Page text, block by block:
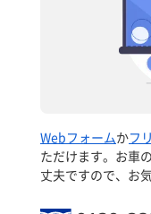
Webフォームかフ
ただけます。お車
丈夫ですので、お